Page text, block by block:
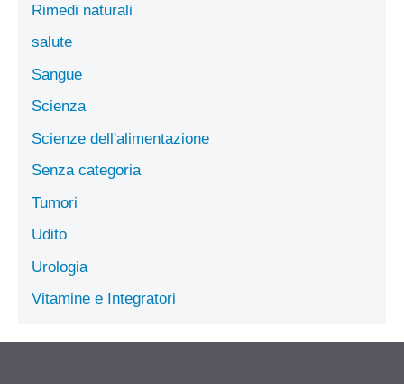
Rimedi naturali
salute
Sangue
Scienza
Scienze dell'alimentazione
Senza categoria
Tumori
Udito
Urologia
Vitamine e Integratori